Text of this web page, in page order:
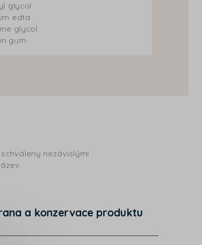
glycol
edta
glycol
gum
nezávislými
a konzervace produktu